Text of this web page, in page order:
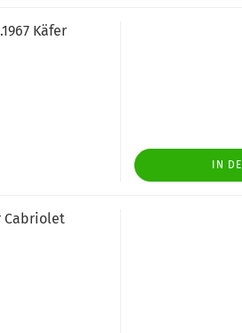
Käfer
IN
Cabriolet